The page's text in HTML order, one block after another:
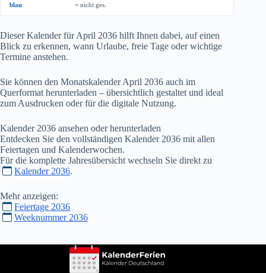
blau
= nicht ges.
Dieser Kalender für April 2036 hilft Ihnen dabei, auf einen
Blick zu erkennen, wann Urlaube, freie Tage oder wichtige
Termine anstehen.
Sie können den Monatskalender April 2036 auch im
Querformat herunterladen – übersichtlich gestaltet und ideal
zum Ausdrucken oder für die digitale Nutzung.
Kalender 2036 ansehen oder herunterladen
Entdecken Sie den vollständigen Kalender 2036 mit allen
Feiertagen und Kalenderwochen.
Für die komplette Jahresübersicht wechseln Sie direkt zu
Kalender 2036.
Mehr anzeigen:
Feiertage 2036
Weeknummer 2036